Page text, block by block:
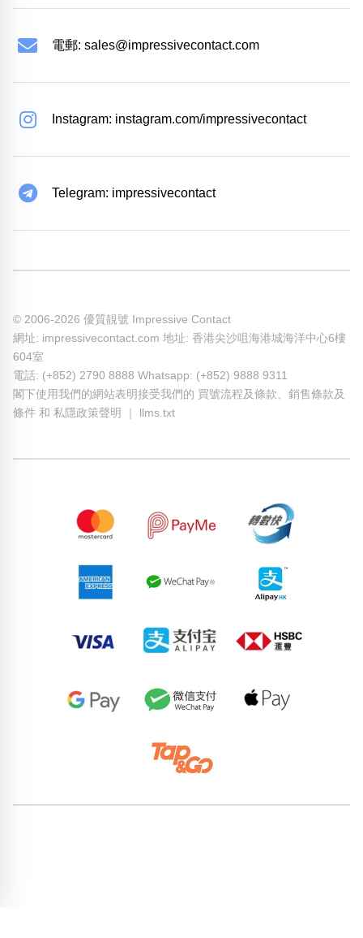
電郵: sales@impressivecontact.com
Instagram: instagram.com/impressivecontact
Telegram: impressivecontact
© 2006-2026 優質靚號 Impressive Contact
網址: impressivecontact.com 地址: 香港尖沙咀海港城海洋中心6樓
604室
電話: (+852) 2790 8888 Whatsapp: (+852) 9888 9311
閣下使用我們的網站表明接受我們的 買號流程及條款
銷售條款及
條件 和 私隱政策聲明 ｜ llms.txt